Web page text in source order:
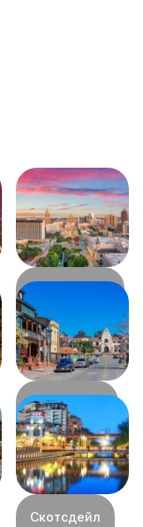
252
Темекьюла
260км
Скотсдейл